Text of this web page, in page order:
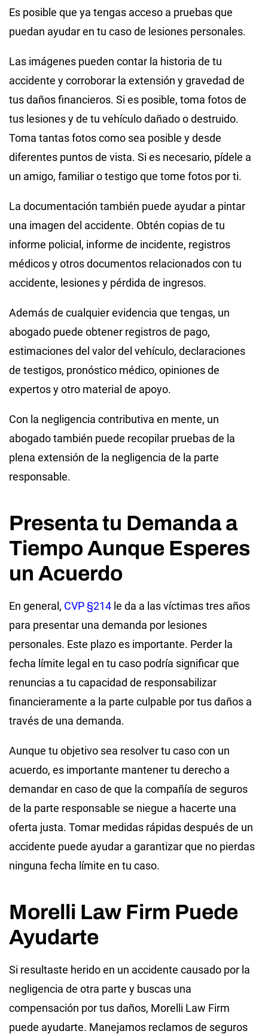
Es posible que ya tengas acceso a pruebas que
puedan ayudar en tu caso de lesiones personales.
Las imágenes pueden contar la historia de tu
accidente y corroborar la extensión y gravedad de
tus daños financieros. Si es posible, toma fotos de
tus lesiones y de tu vehículo dañado o destruido.
Toma tantas fotos como sea posible y desde
diferentes puntos de vista. Si es necesario, pídele a
un amigo, familiar o testigo que tome fotos por ti.
La documentación también puede ayudar a pintar
una imagen del accidente. Obtén copias de tu
informe policial, informe de incidente, registros
médicos y otros documentos relacionados con tu
accidente, lesiones y pérdida de ingresos.
Además de cualquier evidencia que tengas, un
abogado puede obtener registros de pago,
estimaciones del valor del vehículo, declaraciones
de testigos, pronóstico médico, opiniones de
expertos y otro material de apoyo.
Con la negligencia contributiva en mente, un
abogado también puede recopilar pruebas de la
plena extensión de la negligencia de la parte
responsable.
Presenta tu Demanda a
Tiempo Aunque Esperes
un Acuerdo
En general, CVP §214 le da a las víctimas tres años
para presentar una demanda por lesiones
personales. Este plazo es importante. Perder la
fecha límite legal en tu caso podría significar que
renuncias a tu capacidad de responsabilizar
financieramente a la parte culpable por tus daños a
través de una demanda.
Aunque tu objetivo sea resolver tu caso con un
acuerdo, es importante mantener tu derecho a
demandar en caso de que la compañía de seguros
de la parte responsable se niegue a hacerte una
oferta justa. Tomar medidas rápidas después de un
accidente puede ayudar a garantizar que no pierdas
ninguna fecha límite en tu caso.
Morelli Law Firm Puede
Ayudarte
Si resultaste herido en un accidente causado por la
negligencia de otra parte y buscas una
compensación por tus daños, Morelli Law Firm
puede ayudarte. Manejamos reclamos de seguros